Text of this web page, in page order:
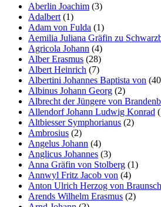
Aberlin Joachim (3)
Adalbert (1)
Adam von Fulda (1)
Aemilia Juliana Gräfin zu
Agricola Johann (4)
Alber Erasmus (28)
Albert Heinrich (7)
Albertini Johannes Baptista von
Albinus Johann Georg (2)
Albrecht der Jüngere von
Allendorf Johann Ludwig Konrad
Altbiesser Symphorianus (2)
Ambrosius (2)
Angelus Johann (4)
Anglicus Johannes (3)
Anna Gräfin von Stolberg (1)
Annwyl Fritz Jacob von (4)
Anton Ulrich Herzog von
Arends Wilhelm Erasmus (2)